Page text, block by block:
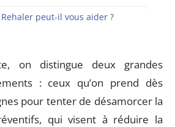
peut-il vous aider ?
on distingue deux grandes
: ceux qu’on prend dès
pour tenter de désamorcer la
qui visent à réduire la